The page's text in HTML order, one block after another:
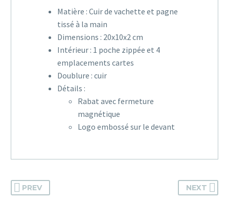
Matière : Cuir de vachette et pagne
tissé à la main
Dimensions : 20x10x2 cm
Intérieur : 1 poche zippée et 4
emplacements cartes
Doublure : cuir
Détails :
Rabat avec fermeture
magnétique
Logo embossé sur le devant
PREV NEXT